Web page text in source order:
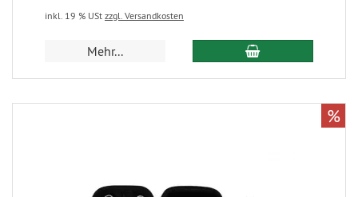
inkl. 19 % USt zzgl. Versandkosten
Mehr...
%